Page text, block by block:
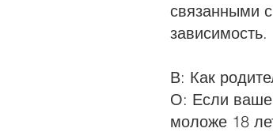
связанными
зависимость.
В: Как
О: Если
моложе 18